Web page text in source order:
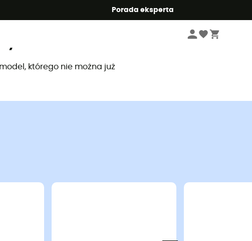
Porada eksperta
kod Summer5
którego nie można już